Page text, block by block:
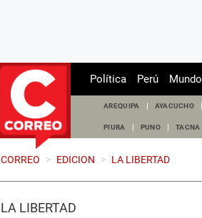
Política Perú Mundo
AREQUIPA AYACUCHO
PIURA PUNO TACNA
CORREO > EDICION > LA LIBERTAD
LA LIBERTAD